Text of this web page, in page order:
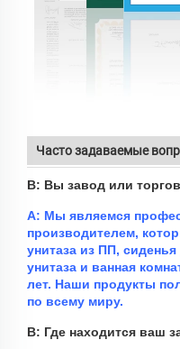
Часто задаваемые
В: Вы завод или
A: Мы являемся
производителем,
унитаза из ПП,
унитаза и ванная
лет. Наши продукты
по всему миру.
В: Где находится ваш